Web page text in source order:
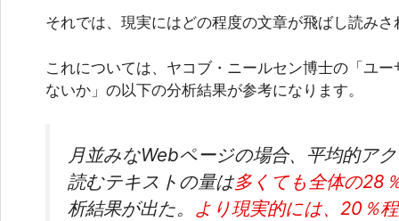
それでは、現実にはどの程度の文章が飛ばし読みさ
これについては、ヤコブ・ニールセン博士の「ユ
ないか」の以下の分析結果が参考になります。
月並みなWebページの場合、平均的ア
読むテキストの量は多くても全体の28
析結果が出た。 より現実的には、20％